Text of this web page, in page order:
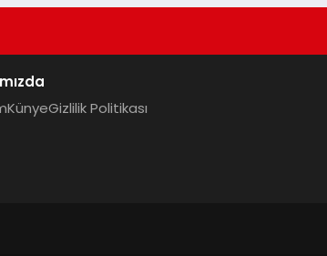
KünyeGizlilik Politikası